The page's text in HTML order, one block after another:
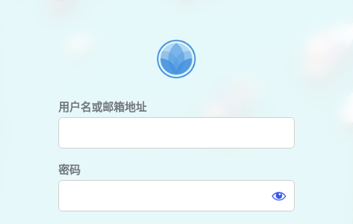
用户名或邮箱地址
密码